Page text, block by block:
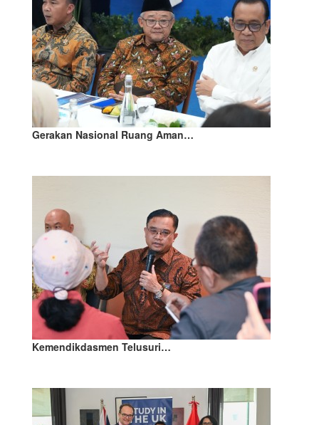
Gerakan Nasional Ruang Aman…
Kemendikdasmen Telusuri…